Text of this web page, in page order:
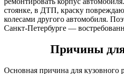
стоянке, в ДТП, краску
колесами другого автомобиля.
Санкт-Петербурге —
Причины
Основная причина для